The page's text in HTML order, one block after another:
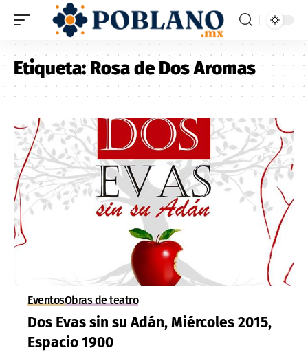
Etiqueta:Rosa de Dos Aromas
EventosObras de teatro
Dos Evas sin su Adán, Miércoles 2015,
Espacio 1900